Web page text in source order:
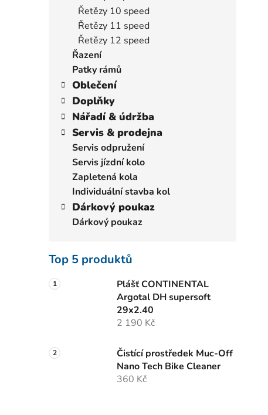
Řetězy 10 speed
Řetězy 11 speed
Řetězy 12 speed
Řazení
Patky rámů
Oblečení
Doplňky
Nářadí & údržba
Servis & prodejna
Servis odpružení
Servis jízdní kolo
Zapletená kola
Individuální stavba kol
Dárkový poukaz
Dárkový poukaz
Top 5 produktů
Plášť CONTINENTAL
Argotal DH supersoft
29x2.40
2 190 Kč
Čistící prostředek Muc-Off
Nano Tech Bike Cleaner
360 Kč